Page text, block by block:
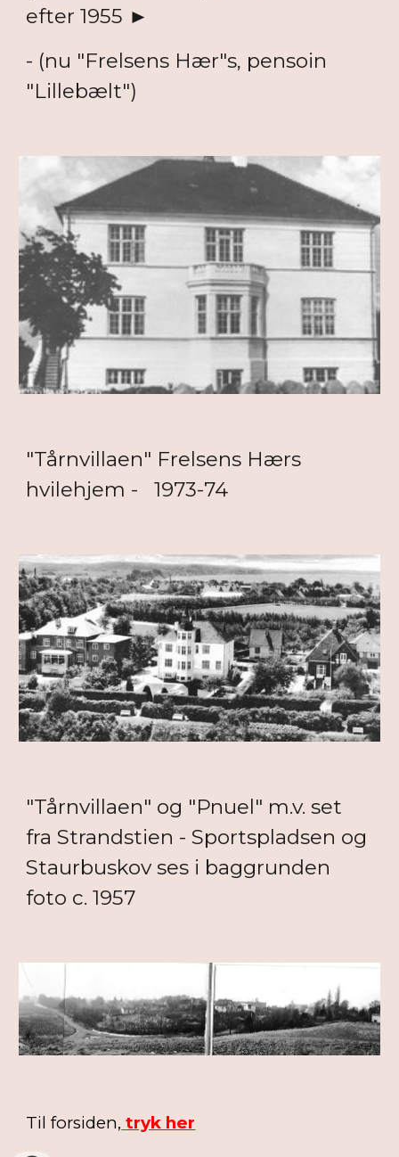
efter 1955 ►
- (nu "Frelsens Hær"s, pensoin
"Lillebælt")
"Tårnvillaen" Frelsens Hærs
hvilehjem - 1973-74
"Tårnvillaen" og "Pnuel" m.v. set
fra Strandstien - Sportspladsen og
Staurbuskov ses i baggrunden
foto c. 1957
Til forsiden, tryk her